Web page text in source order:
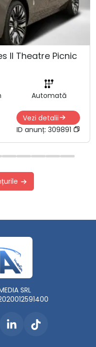
ll Theatre Picnic
Automată
Vezi detalii
ID anunț: 309891
SRL